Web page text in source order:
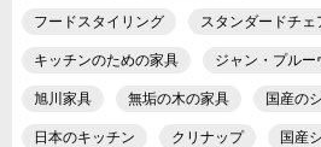
フードスタイリング スタンダードチェ
キッチンのための家具 ジャン・プルー
旭川家具 無垢の木の家具 国産の
日本のキッチン クリナップ 国産